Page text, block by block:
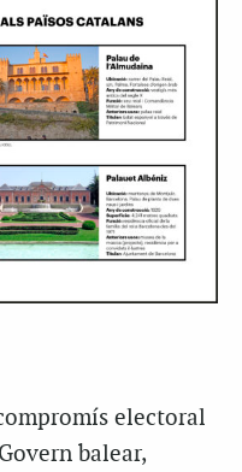
electoral
balear,